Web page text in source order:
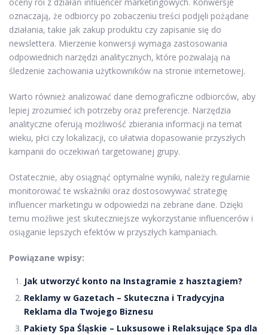
oznaczają, że odbiorcy po zobaczeniu treści podjęli pożądane
działania, takie jak zakup produktu czy zapisanie się do
newslettera. Mierzenie konwersji wymaga zastosowania
odpowiednich narzędzi analitycznych, które pozwalają na
śledzenie zachowania użytkowników na stronie internetowej.
Warto również analizować dane demograficzne odbiorców, aby
lepiej zrozumieć ich potrzeby oraz preferencje. Narzędzia
analityczne oferują możliwość zbierania informacji na temat
wieku, płci czy lokalizacji, co ułatwia dopasowanie przyszłych
kampanii do oczekiwań targetowanej grupy.
Ostatecznie, aby osiągnąć optymalne wyniki, należy regularnie
monitorować te wskaźniki oraz dostosowywać strategię
influencer marketingu w odpowiedzi na zebrane dane. Dzięki
temu możliwe jest skuteczniejsze wykorzystanie influencerów i
osiąganie lepszych efektów w przyszłych kampaniach.
Powiązane wpisy:
Jak utworzyć konto na Instagramie z hasztagiem?
Reklamy w Gazetach – Skuteczna i Tradycyjna
Reklama dla Twojego Biznesu
Pakiety Spa Śląskie – Luksusowe i Relaksujące Spa dla